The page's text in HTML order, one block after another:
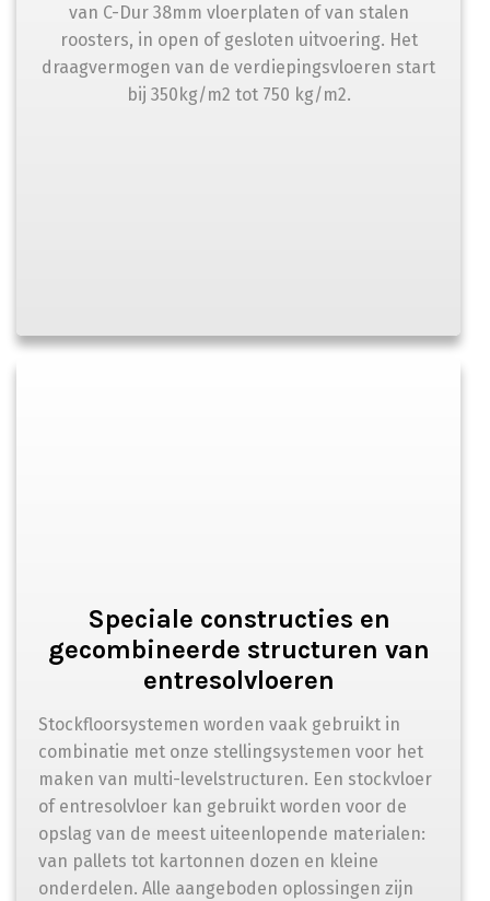
van C-Dur 38mm vloerplaten of van stalen
roosters, in open of gesloten uitvoering. Het
draagvermogen van de verdiepingsvloeren start
bij 350kg/m2 tot 750 kg/m2.
Speciale constructies en
gecombineerde structuren van
entresolvloeren
Stockfloorsystemen worden vaak gebruikt in
combinatie met onze stellingsystemen voor het
maken van multi-levelstructuren. Een stockvloer
of entresolvloer kan gebruikt worden voor de
opslag van de meest uiteenlopende materialen:
van pallets tot kartonnen dozen en kleine
onderdelen. Alle aangeboden oplossingen zijn